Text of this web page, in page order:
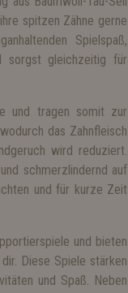
spitzen Zähne gerne
Spielspaß,
sorgst gleichzeitig für
und tragen somit zur
das Zahnfleisch
wird reduziert.
schmerzlindernd auf
und für kurze Zeit
und bieten
Diese Spiele stärken
und Spaß. Neben